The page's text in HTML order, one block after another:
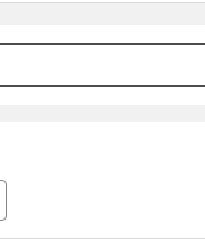
ております